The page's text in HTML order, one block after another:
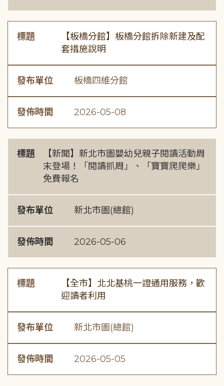
標題
【板橋分館】板橋分館拆除新建及配
套措施說明
發布單位 板橋四維分館
發佈時間 2026-05-08
標題
【新聞】新北市圖嬰幼兒親子閱讀活動周
末登場！「閱讀抓周」、「寶寶爬爬樂」
免費報名
發布單位 新北市圖(總館)
發佈時間 2026-05-06
標題
【全市】北北基桃一證通用服務，歡
迎讀者利用
發布單位 新北市圖(總館)
發佈時間 2026-05-05